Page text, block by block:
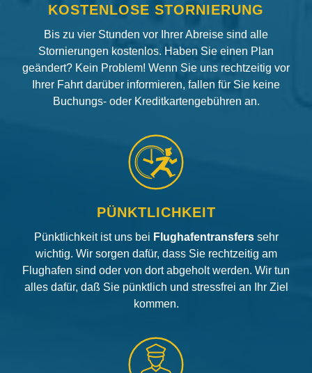
KOSTENLOSE STORNIERUNG
Bis zu vier Stunden vor Ihrer Abreise sind alle
Stornierungen kostenlos. Haben Sie einen Plan
geändert? Kein Problem! Wenn Sie uns rechtzeitig vor
Ihrer Fahrt darüber informieren, fallen für Sie keine
Buchungs- oder Kreditkartengebühren an.
PÜNKTLICHKEIT
Pünktlichkeit ist uns bei Flughafentransfers sehr
wichtig. Wir sorgen dafür, dass Sie rechtzeitig am
Flughafen sind oder von dort abgeholt werden. Wir tun
alles dafür, daß Sie pünktlich und stressfrei an Ihr Ziel
kommen.